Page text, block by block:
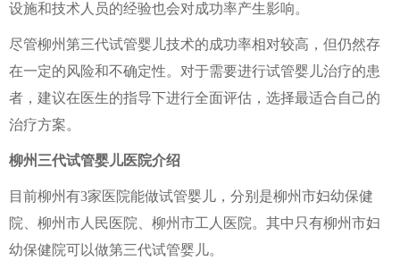
设施和技术人员的经验也会对成功率产生影响。
尽管柳州第三代试管婴儿技术的成功率相对较高，但仍然存
在一定的风险和不确定性。对于需要进行试管婴儿治疗的患
者，建议在医生的指导下进行全面评估，选择最适合自己的
治疗方案。
柳州三代试管婴儿医院介绍
目前柳州有3家医院能做试管婴儿，分别是柳州市妇幼保健
院、柳州市人民医院、柳州市工人医院。其中只有柳州市妇
幼保健院可以做第三代试管婴儿。